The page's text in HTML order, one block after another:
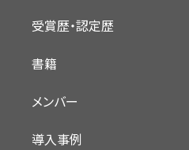
受賞歴・認定歴
書籍
メンバー
導入事例